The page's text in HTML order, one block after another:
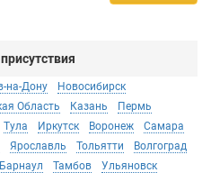
на-Дону
Новосибирск
Область Казань
Пермь
Тула Иркутск Воронеж
Самара
Ярославль Тольятти
Волгоград
Барнаул Тамбов
Ульяновск